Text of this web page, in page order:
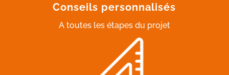
Conseils personnalisés
A toutes les étapes du projet